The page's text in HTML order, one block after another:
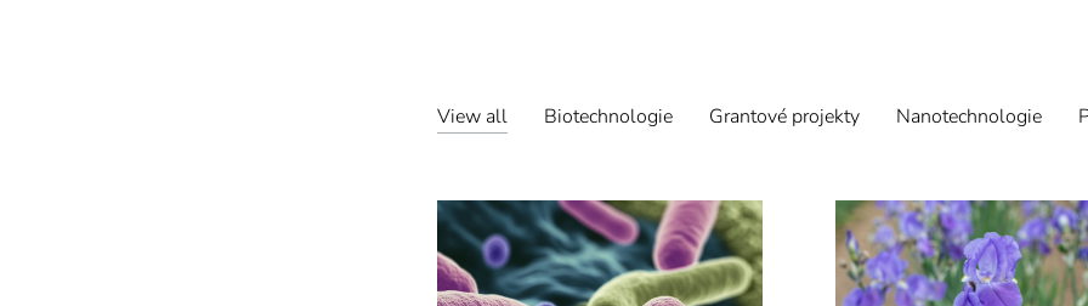
View all Biotechnologie Grantové projekty Nanotechnologie